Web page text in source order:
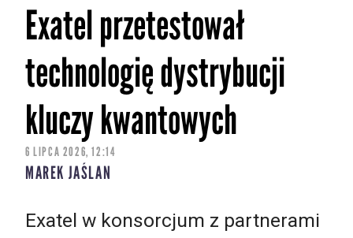
Exatel przetestował
technologię dystrybucji
kluczy kwantowych
6 LIPCA 2026, 12:14
MAREK JAŚLAN
Exatel w konsorcjum z partnerami